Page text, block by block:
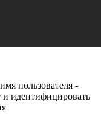
пользователя -
и идентифицировать